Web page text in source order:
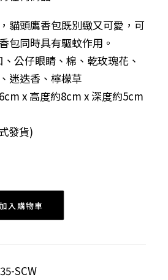
貓頭鷹香包既別緻又可愛，可
包同時具有驅蚊作用。
公仔眼睛、棉、乾玫瑰花、
迷迭香、檸檬草
x 高度約8cm x 深度約5cm
發貨)
加入購物車
SCW